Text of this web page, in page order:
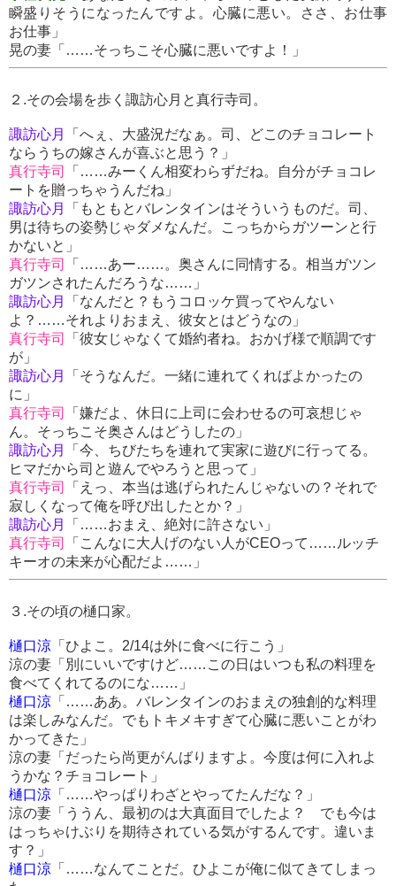
瞬盛りそうになったんですよ。心臓に悪い。ささ、お仕事
お仕事」
晃の妻「……そっちこそ心臓に悪いですよ！」
２.その会場を歩く諏訪心月と真行寺司。
諏訪心月
「へぇ、大盛況だなぁ。司、どこのチョコレート
ならうちの嫁さんが喜ぶと思う？」
真行寺司
「……みーくん相変わらずだね。自分がチョコレ
ートを贈っちゃうんだね」
諏訪心月
「もともとバレンタインはそういうものだ。司、
男は待ちの姿勢じゃダメなんだ。こっちからガツーンと行
かないと」
真行寺司
「……あー……。奥さんに同情する。相当ガツン
ガツンされたんだろうな……」
諏訪心月
「なんだと？もうコロッケ買ってやんない
よ？……それよりおまえ、彼女とはどうなの」
真行寺司
「彼女じゃなくて婚約者ね。おかげ様で順調です
が」
諏訪心月
「そうなんだ。一緒に連れてくればよかったの
に」
真行寺司
「嫌だよ、休日に上司に会わせるの可哀想じゃ
ん。そっちこそ奥さんはどうしたの」
諏訪心月
「今、ちびたちを連れて実家に遊びに行ってる。
ヒマだから司と遊んでやろうと思って」
真行寺司
「えっ、本当は逃げられたんじゃないの？それで
寂しくなって俺を呼び出したとか？」
諏訪心月
「……おまえ、絶対に許さない」
真行寺司
「こんなに大人げのない人がCEOって……ルッチ
キーオの未来が心配だよ……」
３.その頃の樋口家。
樋口涼 「ひよこ。2/14は外に食べに行こう」
涼の妻「別にいいですけど……この日はいつも私の料理を
食べてくれてるのにな……」
樋口涼 「……ああ。バレンタインのおまえの独創的な料理
は楽しみなんだ。でもトキメキすぎて心臓に悪いことがわ
かってきた」
涼の妻「だったら尚更がんばりますよ。今度は何に入れよ
うかな？チョコレート」
樋口涼 「……やっぱりわざとやってたんだな？」
涼の妻「ううん、最初のは大真面目でしたよ？ でも今は
はっちゃけぶりを期待されている気がするんです。違いま
す？」
樋口涼 「……なんてことだ。ひよこが俺に似てきてしまっ